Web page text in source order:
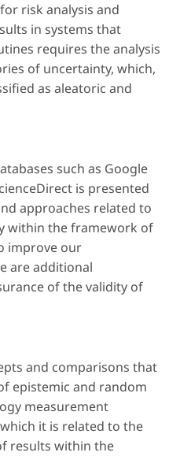
risk analysis and
in systems that
requires the analysis
of uncertainty, which,
as aleatoric and
such as Google
is presented
approaches related to
within the framework of
improve our
are additional
of the validity of
and comparisons that
epistemic and random
measurement
it is related to the
results within the